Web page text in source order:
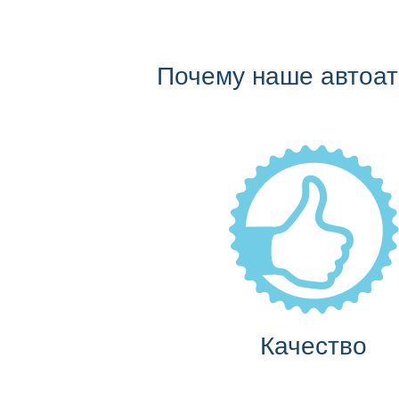
Почему наше
Качество